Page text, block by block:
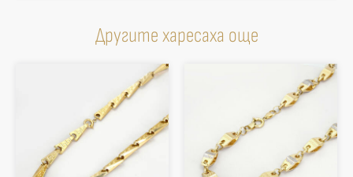
Другите харесаха още